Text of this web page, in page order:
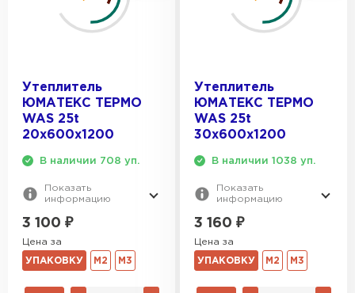
Утеплитель
ЮМАТЕКС ТЕРМО
WAS 25t
20х600х1200
В наличии 708 уп.
Показать
информацию
3 100 ₽
Цена за
УПАКОВКУ М2 М3
Утеплитель
ЮМАТЕКС ТЕРМО
WAS 25t
30х600х1200
В наличии 1038 уп.
Показать
информацию
3 160 ₽
Цена за
УПАКОВКУ М2 М3